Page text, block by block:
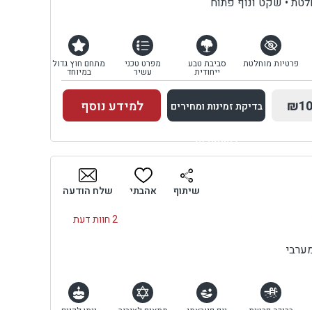
פרטיות מוחלטת סביבת טבע
ייחודית
מפרט טכני
עשיר
מתחם חוץ גדול
במיוחד
בדיקת זמינות ומחירים
למתחם זה
בדיקת זמינות ומחירים
למידע נוסף
2 חוות דעת
שיתוף אהבתי שלח הודעה